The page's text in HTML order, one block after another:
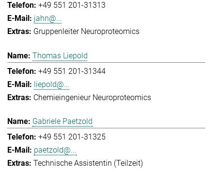
+49 551 201-31313
jahn@...
Gruppenleiter Neuroproteomics
Thomas Liepold
+49 551 201-31344
liepold@...
Chemieingenieur Neuroproteomics
Gabriele Paetzold
+49 551 201-31325
paetzold@...
Technische Assistentin (Teilzeit)